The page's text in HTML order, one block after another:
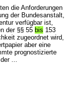
die Anforderungen
der Bundesanstalt,
verfügbar ist,
der §§ 55bis 153
zugeordnet wird,
aber eine
prognostizierte
...